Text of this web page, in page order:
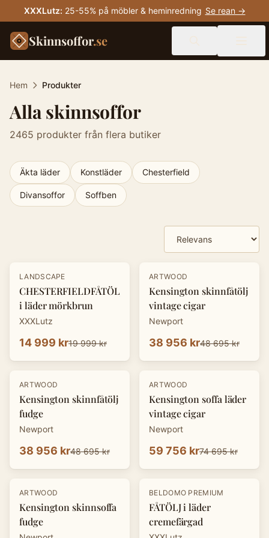
XXXLutz: 25-55% på möbler & heminredning Se rean →
Skinnsoffor.se
Hem Produkter
Alla skinnsoffor
2465 produkter från flera butiker
Äkta läder Konstläder Chesterfield
Divansoffor Soffben
- 25%
LANDSCAPE
CHESTERFIELDFÅTÖLJ
i läder mörkbrun
XXXLutz
14 999 kr19 999 kr
-20%
ARTWOOD
Kensington skinnfåtölj
vintage cigar
Newport
38 956 kr48 695 kr
-20%
ARTWOOD
Kensington skinnfåtölj
fudge
Newport
38 956 kr48 695 kr
-20%
ARTWOOD
Kensington soffa läder
vintage cigar
Newport
59 756 kr74 695 kr
-20%
ARTWOOD
Kensington skinnsoffa
fudge
-25 %
BELDOMO PREMIUM
FÅTÖLJ i läder
cremefärgad